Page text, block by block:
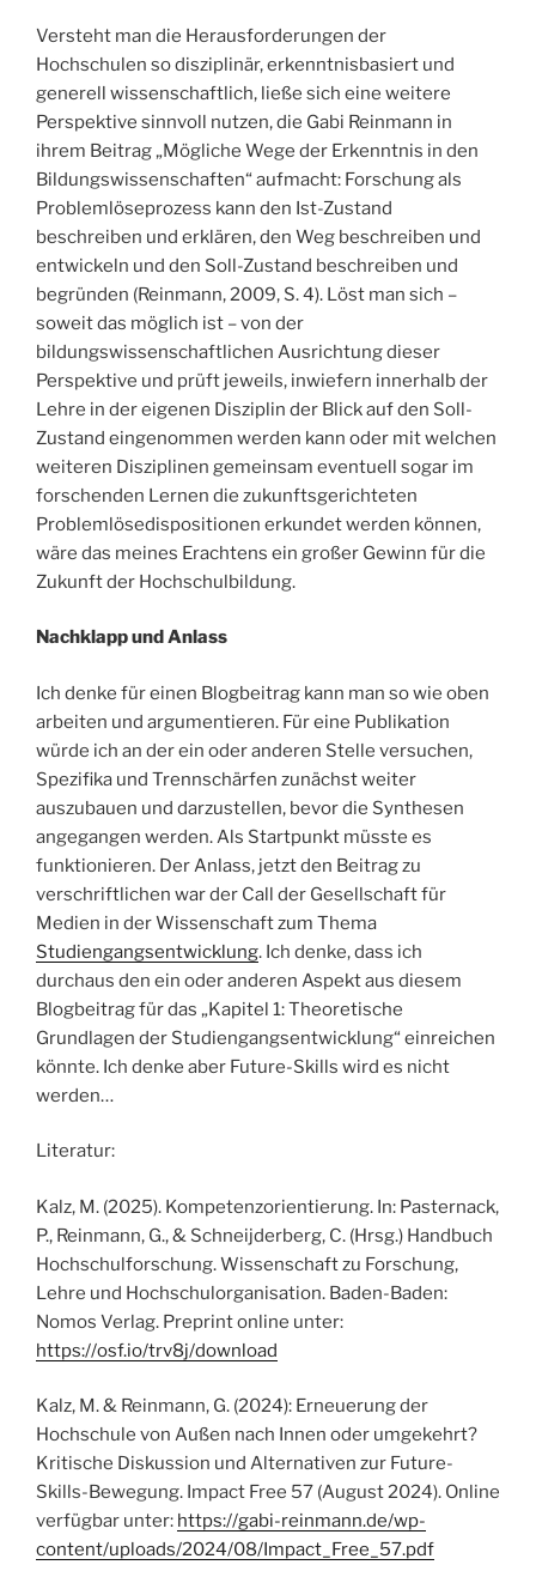
Versteht man die Herausforderungen der
Hochschulen so disziplinär, erkenntnisbasiert und
generell wissenschaftlich, ließe sich eine weitere
Perspektive sinnvoll nutzen, die Gabi Reinmann in
ihrem Beitrag „Mögliche Wege der Erkenntnis in den
Bildungswissenschaften“ aufmacht: Forschung als
Problemlöseprozess kann den Ist-Zustand
beschreiben und erklären, den Weg beschreiben und
entwickeln und den Soll-Zustand beschreiben und
begründen (Reinmann, 2009, S. 4). Löst man sich –
soweit das möglich ist – von der
bildungswissenschaftlichen Ausrichtung dieser
Perspektive und prüft jeweils, inwiefern innerhalb der
Lehre in der eigenen Disziplin der Blick auf den Soll-
Zustand eingenommen werden kann oder mit welchen
weiteren Disziplinen gemeinsam eventuell sogar im
forschenden Lernen die zukunftsgerichteten
Problemlösedispositionen erkundet werden können,
wäre das meines Erachtens ein großer Gewinn für die
Zukunft der Hochschulbildung.
Nachklapp und Anlass
Ich denke für einen Blogbeitrag kann man so wie oben
arbeiten und argumentieren. Für eine Publikation
würde ich an der ein oder anderen Stelle versuchen,
Spezifika und Trennschärfen zunächst weiter
auszubauen und darzustellen, bevor die Synthesen
angegangen werden. Als Startpunkt müsste es
funktionieren. Der Anlass, jetzt den Beitrag zu
verschriftlichen war der Call der Gesellschaft für
Medien in der Wissenschaft zum Thema
Studiengangsentwicklung. Ich denke, dass ich
durchaus den ein oder anderen Aspekt aus diesem
Blogbeitrag für das „Kapitel 1: Theoretische
Grundlagen der Studiengangsentwicklung“ einreichen
könnte. Ich denke aber Future-Skills wird es nicht
werden…
Literatur:
Kalz, M. (2025). Kompetenzorientierung. In: Pasternack,
P., Reinmann, G., & Schneijderberg, C. (Hrsg.) Handbuch
Hochschulforschung. Wissenschaft zu Forschung,
Lehre und Hochschulorganisation. Baden-Baden:
Nomos Verlag. Preprint online unter:
https://osf.io/trv8j/download
Kalz, M. & Reinmann, G. (2024): Erneuerung der
Hochschule von Außen nach Innen oder umgekehrt?
Kritische Diskussion und Alternativen zur Future-
Skills-Bewegung. Impact Free 57 (August 2024). Online
verfügbar unter: https://gabi-reinmann.de/wp-
content/uploads/2024/08/Impact_Free_57.pdf